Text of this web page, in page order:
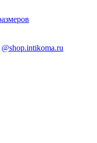
@shop.intikoma.ru